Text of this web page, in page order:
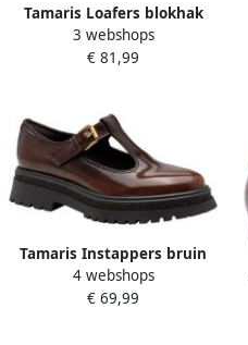
Tamaris Loafers blokhak
slipper zakelijke schoen
met touch-it-uitrusting
3 webshops
€ 81,99
Tamaris Instappers bruin
Synthetisch Dames
4 webshops
€ 69,99